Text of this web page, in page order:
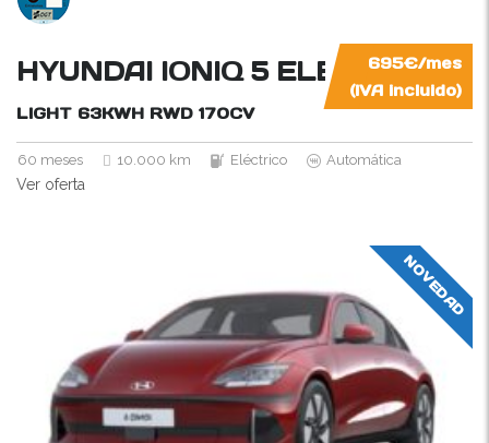
695€/mes
(IVA incluido)
HYUNDAI IONIQ 5 ELÉCTRIC
LIGHT 63KWH RWD 170CV
60 meses 10.000 km Eléctrico Automática
Ver oferta
NOVEDAD